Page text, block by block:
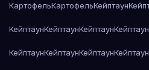
КартофельКартофельКейптаун
КейптаунКейптаунКейптаунКейптаун
КейптаунКейптаунКейптаунКейптаун